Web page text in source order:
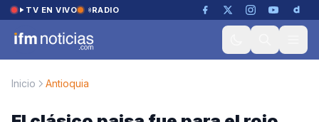
Saltar al contenido
TV EN VIVO RADIO
Inicio Antioquia